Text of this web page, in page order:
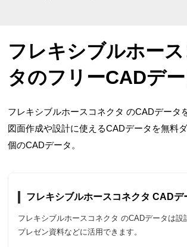
フレキシブルホー
タのフリーCADデ
フレキシブルホースコネクタ のCADデータ
図面作成や設計に使えるCADデータを無料
個のCADデータ。
フレキシブルホースコネクタ CADデ
フレキシブルホースコネクタ のCADデータは設
プレゼン資料などに活用できます。